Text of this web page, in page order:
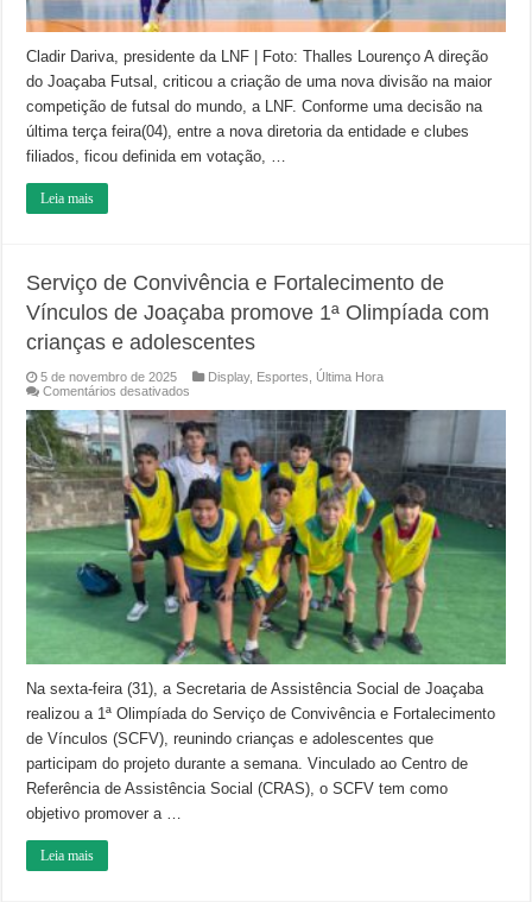
Cladir Dariva, presidente da LNF | Foto: Thalles Lourenço A direção
do Joaçaba Futsal, criticou a criação de uma nova divisão na maior
competição de futsal do mundo, a LNF. Conforme uma decisão na
última terça feira(04), entre a nova diretoria da entidade e clubes
filiados, ficou definida em votação, …
Leia mais
Serviço de Convivência e Fortalecimento de
Vínculos de Joaçaba promove 1ª Olimpíada com
crianças e adolescentes
5 de novembro de 2025 Display, Esportes
Última Hora
Comentários desativados
de
Convivência
e
Fortalecimento
de
Vínculos
de
Joaçaba
promove
1ª
Olimpíada
com
crianças
e
adolescentes
Na sexta-feira (31), a Secretaria de Assistência Social de Joaçaba
realizou a 1ª Olimpíada do Serviço de Convivência e Fortalecimento
de Vínculos (SCFV), reunindo crianças e adolescentes que
participam do projeto durante a semana. Vinculado ao Centro de
Referência de Assistência Social (CRAS), o SCFV tem como
objetivo promover a …
Leia mais